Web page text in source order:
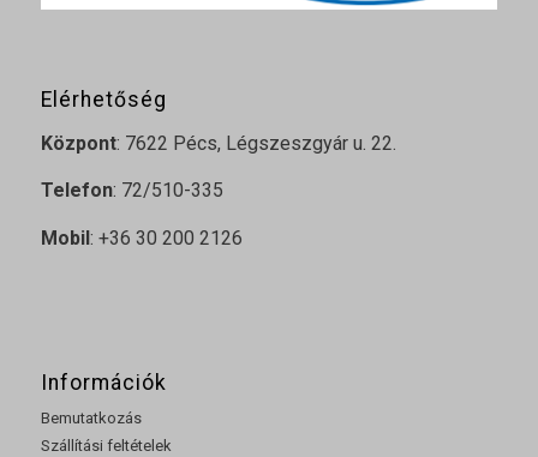
Elérhetőség
Központ: 7622 Pécs, Légszeszgyár u. 22.
Telefon: 72/510-335
Mobil: +36 30 200 2126
Információk
Bemutatkozás
Szállítási feltételek